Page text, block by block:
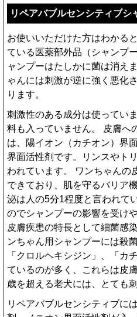
リペアバブルセンシティブシ
お使いいただけた方はわかる
ている医薬部外品（シャンプ
ャンプーはたしかに菌は消え
ゃんには刺激が逆に強く悪化
ります。
刺激性のある成分は使ってい
料も入っていません。 皮膚へ
は、陽イオン（カチオン）界
界面活性剤です。リンスやト
われています。 ワンちゃんの
できており、肌を守るバリア
泌は人の5分1程度と言われて
のでシャンプーの影響を受け
皮膚疾患の特長として細菌感
ンちゃん用シャンプーには殺
「クロルヘキシジン」、「カ
ているのが多く、これらは皮
歳を超える老犬には、とても
リペアバブルセンシティブに